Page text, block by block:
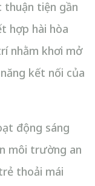
thuận tiện gần
hợp hài hòa
nhằm khơi mở
kết nối của
động sáng
môi trường an
thoải mái